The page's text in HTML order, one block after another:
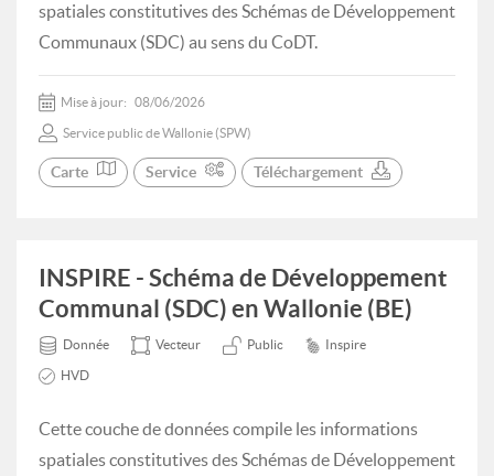
spatiales constitutives des Schémas de Développement
Communaux (SDC) au sens du CoDT.
Mise à jour: 08/06/2026
Service public de Wallonie (SPW)
Carte Service Téléchargement
INSPIRE - Schéma de Développement
Communal (SDC) en Wallonie (BE)
Donnée Vecteur Public Inspire
HVD
Cette couche de données compile les informations
spatiales constitutives des Schémas de Développement